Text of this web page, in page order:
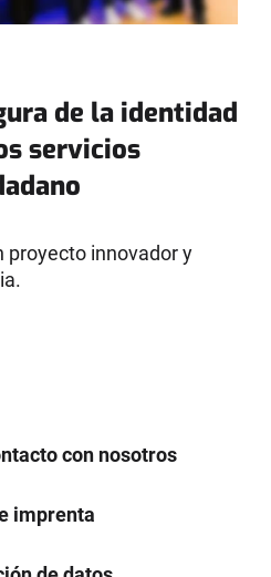
de la identidad
servicios
proyecto innovador y
con nosotros
imprenta